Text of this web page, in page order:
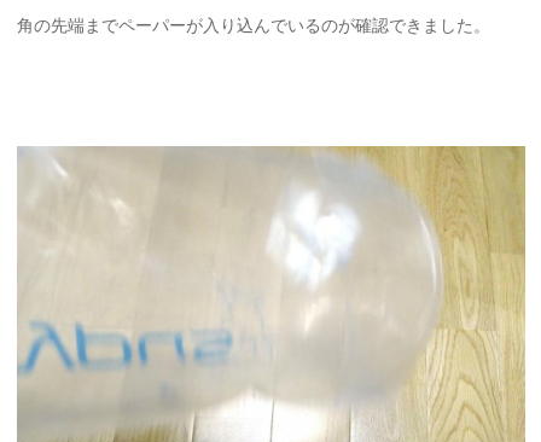
角の先端までペーパーが入り込んでいるのが確認できました。